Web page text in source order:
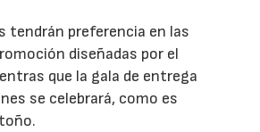
tendrán preferencia en las
diseñadas por el
que la gala de entrega
se celebrará, como es